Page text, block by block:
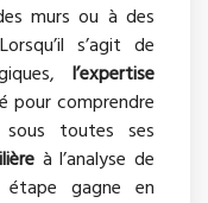
murs ou à des
s’agit de
l’expertise
pour comprendre
toutes ses
à l’analyse de
étape gagne en